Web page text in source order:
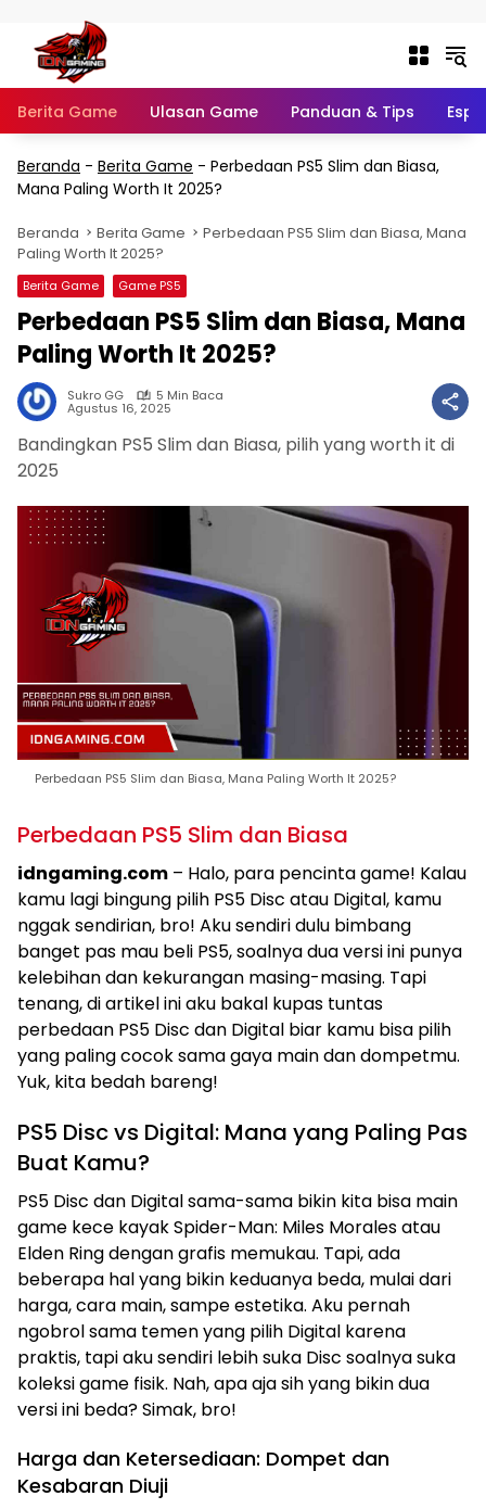
Berita Game Ulasan Game Panduan & Tips
Beranda - Berita Game - Perbedaan PS5 Slim dan Biasa,
Mana Paling Worth It 2025?
Beranda Berita Game
Perbedaan PS5 Slim dan Biasa, Mana
Paling Worth It 2025?
Berita Game Game PS5
Perbedaan PS5 Slim dan Biasa, Mana
Paling Worth It 2025?
Sukro GG 5 Min Baca
Agustus 16, 2025
Bandingkan PS5 Slim dan Biasa, pilih yang worth it di
2025
Perbedaan PS5 Slim dan Biasa, Mana Paling Worth It 2025?
Perbedaan PS5 Slim dan Biasa
idngaming.com – Halo, para pencinta game! Kalau
kamu lagi bingung pilih PS5 Disc atau Digital, kamu
nggak sendirian, bro! Aku sendiri dulu bimbang
banget pas mau beli PS5, soalnya dua versi ini punya
kelebihan dan kekurangan masing-masing. Tapi
tenang, di artikel ini aku bakal kupas tuntas
perbedaan PS5 Disc dan Digital biar kamu bisa pilih
yang paling cocok sama gaya main dan dompetmu.
Yuk, kita bedah bareng!
PS5 Disc vs Digital: Mana yang Paling Pas
Buat Kamu?
PS5 Disc dan Digital sama-sama bikin kita bisa main
game kece kayak Spider-Man: Miles Morales atau
Elden Ring dengan grafis memukau. Tapi, ada
beberapa hal yang bikin keduanya beda, mulai dari
harga, cara main, sampe estetika. Aku pernah
ngobrol sama temen yang pilih Digital karena
praktis, tapi aku sendiri lebih suka Disc soalnya suka
koleksi game fisik. Nah, apa aja sih yang bikin dua
versi ini beda? Simak, bro!
Harga dan Ketersediaan: Dompet dan
Kesabaran Diuji